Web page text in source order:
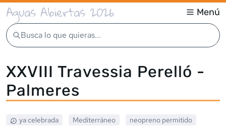
Aguas Abiertas 2026 Menú
Busca lo que quieras...
XXVIII Travessia Perelló -
Palmeres
ya celebrada Mediterráneo neopreno permitido